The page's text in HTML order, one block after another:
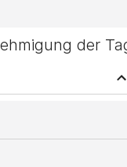
der